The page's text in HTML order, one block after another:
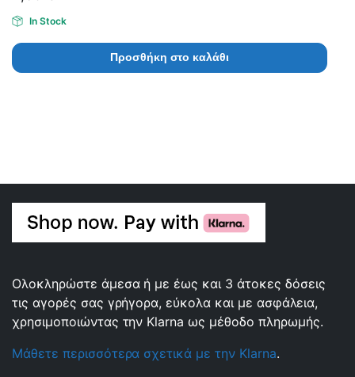
In Stock
Προσθήκη στο καλάθι
Ολοκληρώστε άμεσα ή με έως και 3 άτοκες δόσεις
τις αγορές σας γρήγορα, εύκολα και με ασφάλεια,
χρησιμοποιώντας την Klarna ως μέθοδο πληρωμής.
Μάθετε περισσότερα σχετικά με την Klarna.